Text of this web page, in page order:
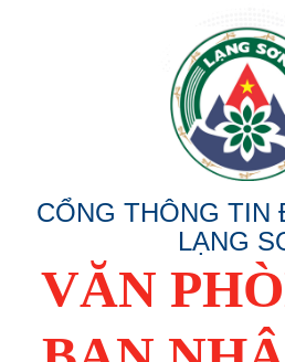
CỔNG THÔNG TIN
LẠNG
VĂN